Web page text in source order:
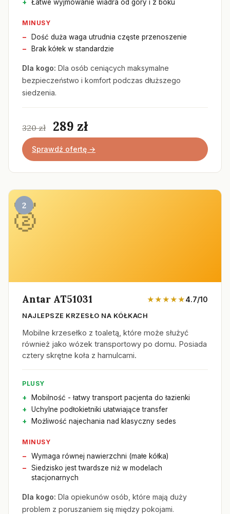
Łatwe wyjmowanie wiadra od góry i z boku
MINUSY
Dość duża waga utrudnia częste przenoszenie
Brak kółek w standardzie
Dla kogo: Dla osób ceniących maksymalne
bezpieczeństwo i komfort podczas dłuższego
siedzenia.
320 zł 289 zł
Sprawdź ofertę →
2
Antar AT51031 ★★★★★4.7/10
NAJLEPSZE KRZESŁO NA KÓŁKACH
Mobilne krzesełko z toaletą, które może służyć
również jako wózek transportowy po domu. Posiada
cztery skrętne koła z hamulcami.
PLUSY
Mobilność - łatwy transport pacjenta do łazienki
Uchylne podłokietniki ułatwiające transfer
Możliwość najechania nad klasyczny sedes
MINUSY
Wymaga równej nawierzchni (małe kółka)
Siedzisko jest twardsze niż w modelach
stacjonarnych
Dla kogo: Dla opiekunów osób, które mają duży
problem z poruszaniem się między pokojami.